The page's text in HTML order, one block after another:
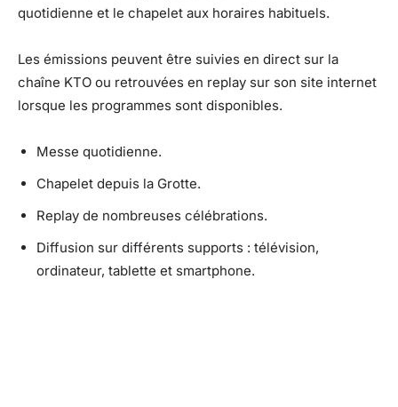
quotidienne et le chapelet aux horaires habituels.
Les émissions peuvent être suivies en direct sur la
chaîne KTO ou retrouvées en replay sur son site internet
lorsque les programmes sont disponibles.
Messe quotidienne.
Chapelet depuis la Grotte.
Replay de nombreuses célébrations.
Diffusion sur différents supports : télévision,
ordinateur, tablette et smartphone.